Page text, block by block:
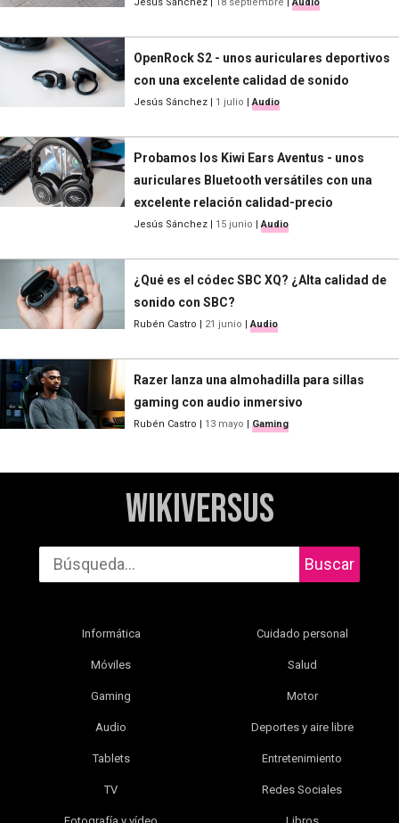
OpenRock S2 - unos auriculares deportivos
con una excelente calidad de sonido
Jesús Sánchez | 1 julio | Audio
Probamos los Kiwi Ears Aventus - unos
auriculares Bluetooth versátiles con una
excelente relación calidad-precio
Jesús Sánchez | 15 junio | Audio
¿Qué es el códec SBC XQ? ¿Alta calidad de
sonido con SBC?
Rubén Castro | 21 junio | Audio
Razer lanza una almohadilla para sillas
gaming con audio inmersivo
Rubén Castro | 13 mayo | Gaming
WikiVersus
Buscar
Informática
Móviles
Gaming
Audio
Tablets
TV
Cuidado personal
Salud
Motor
Deportes y aire libre
Entretenimiento
Redes Sociales